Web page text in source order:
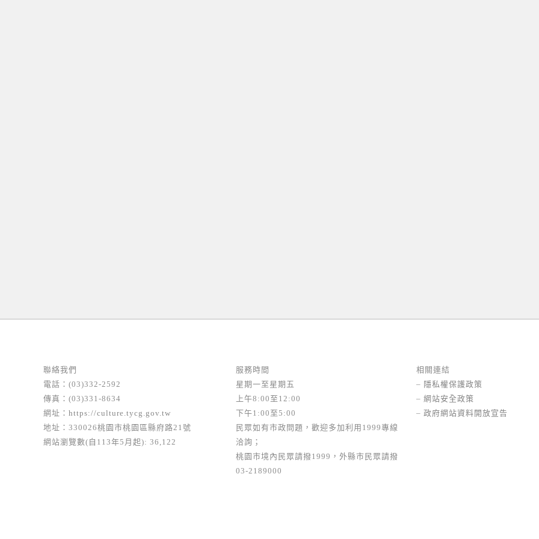
聯絡我們
電話：(03)332-2592
傳真：(03)331-8634
網址： https://culture.tycg.gov.tw
地址：330026桃園市桃園區縣府路21號
網站瀏覽數(自113年5月起): 36,122
服務時間
星期一至星期五
上午8:00至12:00
下午1:00至5:00
民眾如有市政問題，歡迎多加利用1999專線
洽詢；
桃園市境內民眾請撥1999，外縣市民眾請撥
03-2189000
相關連結
– 隱私權保護政策
– 網站安全政策
– 政府網站資料開放宣告